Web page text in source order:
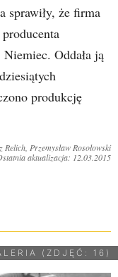
sprawiły, że firma
Oddała ją
produkcję
Przemysław Rosołowski
aktualizacja: 12.03.2015
(ZDJĘĆ: 16)